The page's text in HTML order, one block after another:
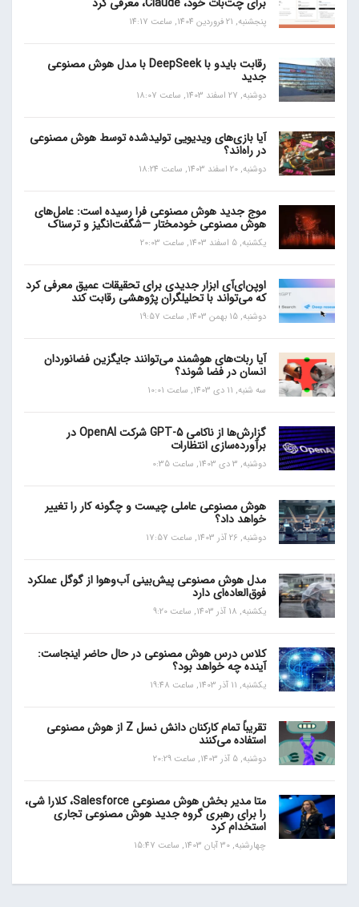
پنجشنبه, 21 فروردین 1404, ساعت 14:17
رقابت بایدو با DeepSeek با مدل هوش مصنوعی
جدید
دوشنبه, 27 اسفند 1403, ساعت 18:07
آیا بازی‌های ویدیویی تولیدشده توسط هوش مصنوعی
در راه‌اند؟
دوشنبه, 20 اسفند 1403, ساعت 18:24
موج جدید هوش مصنوعی فرا رسیده است: عامل‌های
هوش مصنوعی خودمختار —شگفت‌انگیز و ترسناک
یکشنبه, 5 اسفند 1403, ساعت 20:03
اوپن‌ای‌آی ابزار جدیدی برای تحقیقات عمیق معرفی کرد
که می‌تواند با تحلیلگران پژوهشی رقابت کند
دوشنبه, 15 بهمن 1403, ساعت 19:57
آیا ربات‌های هوشمند می‌توانند جایگزین فضانوردان
انسان در فضا شوند؟
سه شنبه, 11 دی 1403, ساعت 10:01
گزارش‌ها از ناکامی GPT-5 شرکت OpenAI در
برآورده‌سازی انتظارات
دوشنبه, 3 دی 1403, ساعت 0:35
هوش مصنوعی عاملی چیست و چگونه کار را تغییر
خواهد داد؟
دوشنبه, 26 آذر 1403, ساعت 17:57
مدل هوش مصنوعی پیش‌بینی آب‌و‌هوا از گوگل عملکرد
فوق‌العاده‌ای دارد
یکشنبه, 18 آذر 1403, ساعت 9:20
کلاس درس هوش مصنوعی در حال حاضر اینجاست:
آینده چه خواهد بود؟
یکشنبه, 11 آذر 1403, ساعت 19:48
تقریباً تمام کارکنان دانش نسل Z از هوش مصنوعی
استفاده می‌کنند
دوشنبه, 5 آذر 1403, ساعت 20:29
متا مدیر بخش هوش مصنوعی Salesforce، کلارا شی،
را برای رهبری گروه جدید هوش مصنوعی تجاری
استخدام کرد
چهارشنبه, 30 آبان 1403, ساعت 15:47